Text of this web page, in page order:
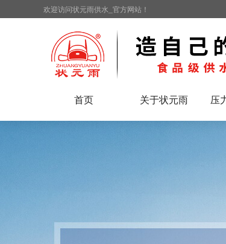
欢迎访问状元雨供水_官方网站！
首页 关于状元雨 压